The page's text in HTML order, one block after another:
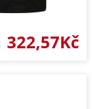
322,57Kč